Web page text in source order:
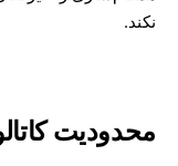
نکند.
محدودیت